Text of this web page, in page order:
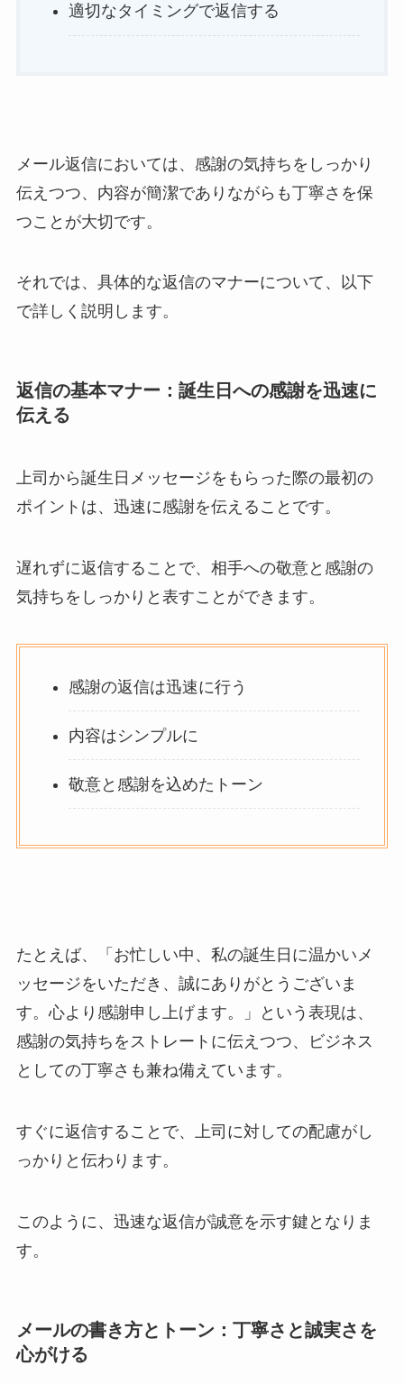
適切なタイミングで返信する
メール返信においては、感謝の気持ちをしっかり
伝えつつ、内容が簡潔でありながらも丁寧さを保
つことが大切です。
それでは、具体的な返信のマナーについて、以下
で詳しく説明します。
返信の基本マナー：誕生日への感謝を迅速に
伝える
上司から誕生日メッセージをもらった際の最初の
ポイントは、迅速に感謝を伝えることです。
遅れずに返信することで、相手への敬意と感謝の
気持ちをしっかりと表すことができます。
感謝の返信は迅速に行う
内容はシンプルに
敬意と感謝を込めたトーン
たとえば、「 お忙しい中、私の誕生日に温かいメ
ッセージをいただき、誠にありがとうございま
す。心より感謝申し上げます。
」という表現は、
感謝の気持ちをストレートに伝えつつ、ビジネス
としての丁寧さも兼ね備えています。
すぐに返信することで、上司に対しての配慮がし
っかりと伝わります。
このように、迅速な返信が誠意を示す鍵となりま
す。
メールの書き方とトーン：丁寧さと誠実さを
心がける